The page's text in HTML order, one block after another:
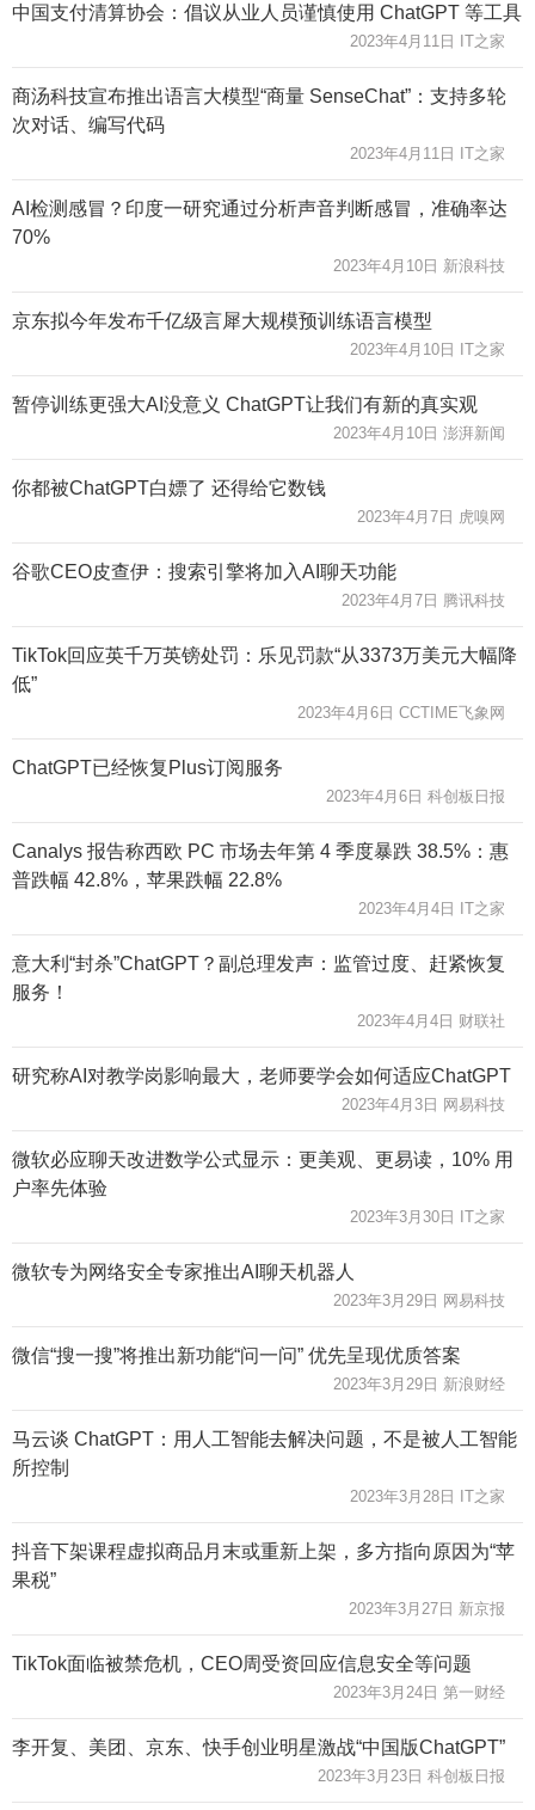
中国支付清算协会：倡议从业人员谨慎使用 ChatGPT 等工具
2023年4月11日 IT之家
商汤科技宣布推出语言大模型“商量 SenseChat”：支持多轮
次对话、编写代码
2023年4月11日 IT之家
AI检测感冒？印度一研究通过分析声音判断感冒，准确率达
70%
2023年4月10日 新浪科技
京东拟今年发布千亿级言犀大规模预训练语言模型
2023年4月10日 IT之家
暂停训练更强大AI没意义 ChatGPT让我们有新的真实观
2023年4月10日 澎湃新闻
你都被ChatGPT白嫖了 还得给它数钱
2023年4月7日 虎嗅网
谷歌CEO皮查伊：搜索引擎将加入AI聊天功能
2023年4月7日 腾讯科技
TikTok回应英千万英镑处罚：乐见罚款“从3373万美元大幅降
低”
2023年4月6日 CCTIME飞象网
ChatGPT已经恢复Plus订阅服务
2023年4月6日 科创板日报
Canalys 报告称西欧 PC 市场去年第 4 季度暴跌 38.5%：惠
普跌幅 42.8%，苹果跌幅 22.8%
2023年4月4日 IT之家
意大利“封杀”ChatGPT？副总理发声：监管过度、赶紧恢复
服务！
2023年4月4日 财联社
研究称AI对教学岗影响最大，老师要学会如何适应ChatGPT
2023年4月3日 网易科技
微软必应聊天改进数学公式显示：更美观、更易读，10% 用
户率先体验
2023年3月30日 IT之家
微软专为网络安全专家推出AI聊天机器人
2023年3月29日 网易科技
微信“搜一搜”将推出新功能“问一问” 优先呈现优质答案
2023年3月29日 新浪财经
马云谈 ChatGPT：用人工智能去解决问题，不是被人工智能
所控制
2023年3月28日 IT之家
抖音下架课程虚拟商品月末或重新上架，多方指向原因为“苹
果税”
2023年3月27日 新京报
TikTok面临被禁危机，CEO周受资回应信息安全等问题
2023年3月24日 第一财经
李开复、美团、京东、快手创业明星激战“中国版ChatGPT”
2023年3月23日 科创板日报